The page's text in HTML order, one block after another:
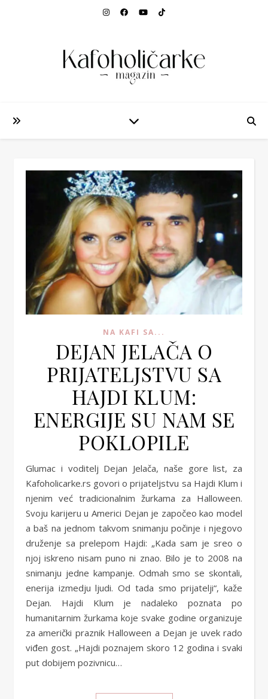
NA KAFI SA...
DEJAN JELAČA O
PRIJATELJSTVU SA
HAJDI KLUM:
ENERGIJE SU NAM SE
POKLOPILE
Glumac i voditelj Dejan Jelača, naše gore list, za
Kafoholicarke.rs govori o prijateljstvu sa Hajdi Klum i
njenim već tradicionalnim žurkama za Halloween.
Svoju karijeru u Americi Dejan je započeo kao model
a baš na jednom takvom snimanju počinje i njegovo
druženje sa prelepom Hajdi: „Kada sam je sreo o
njoj iskreno nisam puno ni znao. Bilo je to 2008 na
snimanju jedne kampanje. Odmah smo se skontali,
enerija izmedju ljudi. Od tada smo prijatelji“, kaže
Dejan. Hajdi Klum je nadaleko poznata po
humanitarnim žurkama koje svake godine organizuje
za američki praznik Halloween a Dejan je uvek rado
viđen gost. „Hajdi poznajem skoro 12 godina i svaki
put dobijem pozivnicu…